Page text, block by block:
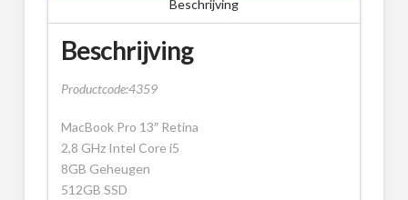
Beschrijving
Beschrijving
Productcode:4359
MacBook Pro 13″ Retina
2,8 GHz Intel Core i5
8GB Geheugen
512GB SSD